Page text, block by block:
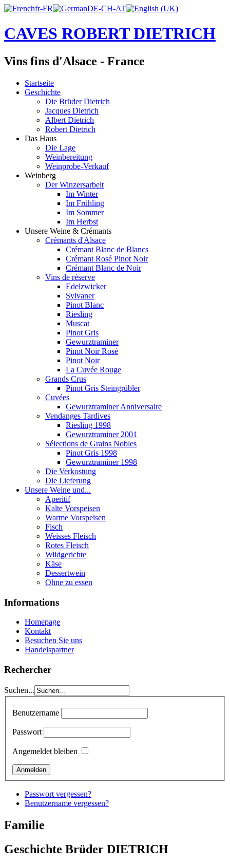
CAVES ROBERT DIETRICH
Vins fins d'Alsace - France
Startseite
Geschichte
Die Brüder Dietrich
Jacques Dietrich
Albert Dietrich
Robert Dietrich
Das Haus
Die Lage
Weinbereitung
Weinprobe-Verkauf
Weinberg
Der Winzersarbeit
Im Winter
Im Frühling
Im Sommer
Im Herbst
Unsere Weine & Crémants
Crémants d'Alsace
Crémant Blanc de Blancs
Crémant Rosé Pinot Noir
Crémant Blanc de Noir
Vins de réserve
Edelzwicker
Sylvaner
Pinot Blanc
Riesling
Muscat
Pinot Gris
Gewurztraminer
Pinot Noir Rosé
Pinot Noir
La Cuvée Rouge
Grands Crus
Pinot Gris Steingrübler
Cuvées
Gewurztraminer Anniversaire
Vendanges Tardives
Riesling 1998
Gewurztraminer 2001
Sélections de Grains Nobles
Pinot Gris 1998
Gewurztraminer 1998
Die Verkostung
Die Lieferung
Unsere Weine und...
Aperitif
Kalte Vorspeisen
Warme Vorspeisen
Fisch
Weisses Fleisch
Rotes Fleisch
Wildgerichte
Käse
Dessertwein
Ohne zu essen
Informations
Homepage
Kontakt
Besuchen Sie uns
Handelspartner
Rechercher
Suchen...
Benutzername
Passwort
Angemeldet bleiben
Passwort vergessen?
Benutzername vergessen?
Familie
Geschichte Brüder DIETRICH